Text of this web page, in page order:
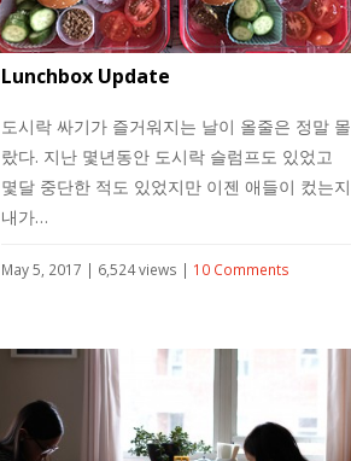
Lunchbox Update
도시락 싸기가 즐거워지는 날이 올줄은 정말 몰
랐다. 지난 몇년동안 도시락 슬럼프도 있었고
몇달 중단한 적도 있었지만 이젠 애들이 컸는지
내가…
May 5, 2017 | 6,524 views | 10 Comments